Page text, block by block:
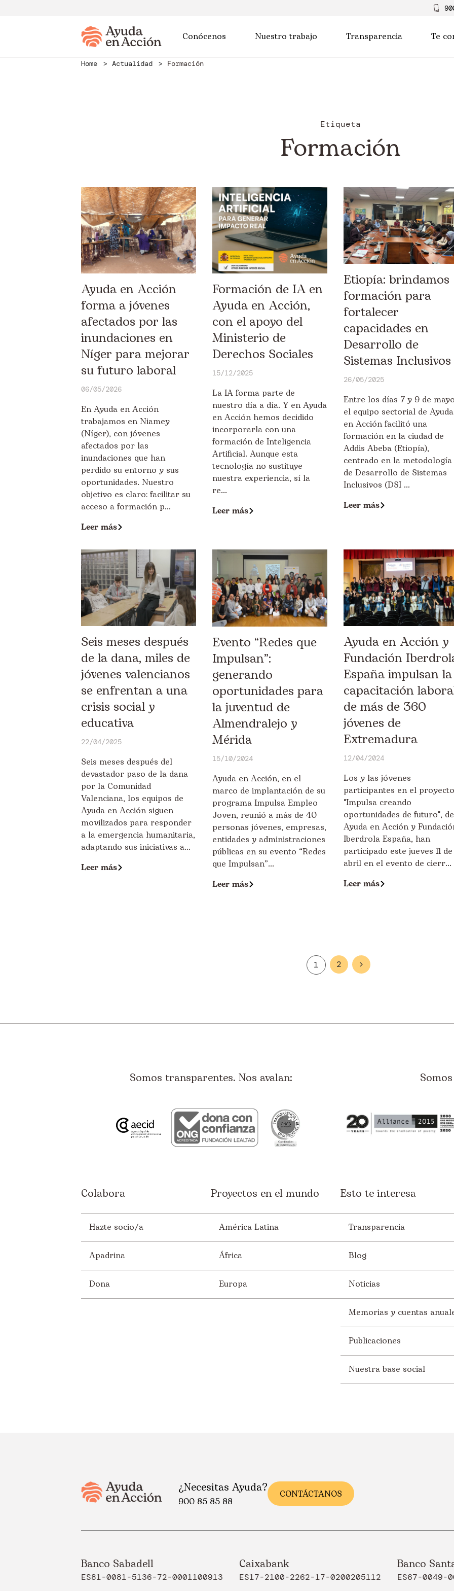
Conócenos Nuestro trabajo Transparencia Te
Home Actualidad Formación
Etiqueta
Formación
Ayuda en Acción
forma a jóvenes
afectados por las
inundaciones en
Níger para mejorar
su futuro laboral
06/05/2026
En Ayuda en Acción
trabajamos en Niamey
(Níger), con jóvenes
afectados por las
inundaciones que han
perdido su entorno y sus
oportunidades. Nuestro
objetivo es claro: facilitar su
acceso a formación p...
Leer más
Formación de IA en
Ayuda en Acción,
con el apoyo del
Ministerio de
Derechos Sociales
15/12/2025
La IA forma parte de
nuestro día a día. Y en Ayuda
en Acción hemos decidido
incorporarla con una
formación de Inteligencia
Artificial. Aunque esta
tecnología no sustituye
nuestra experiencia, sí la
re...
Leer más
Etiopía: brindamos
formación para
fortalecer
capacidades en
Desarrollo de
Sistemas Inclusivos
26/05/2025
Entre los días 7 y 9 de
el equipo sectorial de Ayuda
en Acción facilitó una
formación en la ciudad de
Addis Abeba (Etiopía),
centrado en la metodología
de Desarrollo de Sistemas
Inclusivos (DSI ...
Leer más
Seis meses después
de la dana, miles de
jóvenes valencianos
se enfrentan a una
crisis social y
educativa
22/04/2025
Seis meses después del
devastador paso de la dana
por la Comunidad
Valenciana, los equipos de
Ayuda en Acción siguen
movilizados para responder
a la emergencia humanitaria,
adaptando sus iniciativas a...
Leer más
Evento “Redes que
Impulsan”:
generando
oportunidades para
la juventud de
Almendralejo y
Mérida
15/10/2024
Ayuda en Acción, en el
marco de implantación de su
programa Impulsa Empleo
Joven, reunió a más de 40
personas jóvenes, empresas,
entidades y administraciones
públicas en su evento “Redes
que Impulsan”...
Leer más
Ayuda en Acción y
Fundación
España impulsan la
capacitación
de más de 360
jóvenes de
Extremadura
12/04/2024
Los y las jóvenes
participantes en el proyecto
"Impulsa creando
oportunidades de futuro", de
Ayuda en Acción y
Iberdrola España, han
participado este jueves 11 de
abril en el evento de cierr...
Leer más
1 2 >
Somos transparentes. Nos avalan:
Colabora
Hazte socio/a
Apadrina
Dona
Proyectos en el mundo
América Latina
África
Europa
Esto te interesa
Transparencia
Blog
Noticias
Memorias y cuentas
Publicaciones
Nuestra base social
¿Necesitas Ayuda?
900 85 85 88
CONTÁCTANOS
Banco Sabadell
ES81-0081-5136-72-0001100913
Caixabank
ES17-2100-2262-17-0200205112
Banco
ES67-0049-